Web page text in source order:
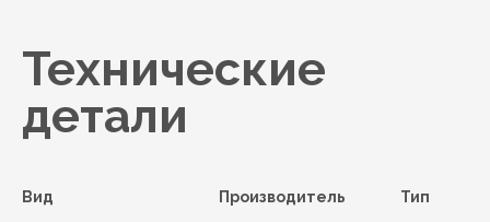
Технические
детали
Вид Производитель Тип